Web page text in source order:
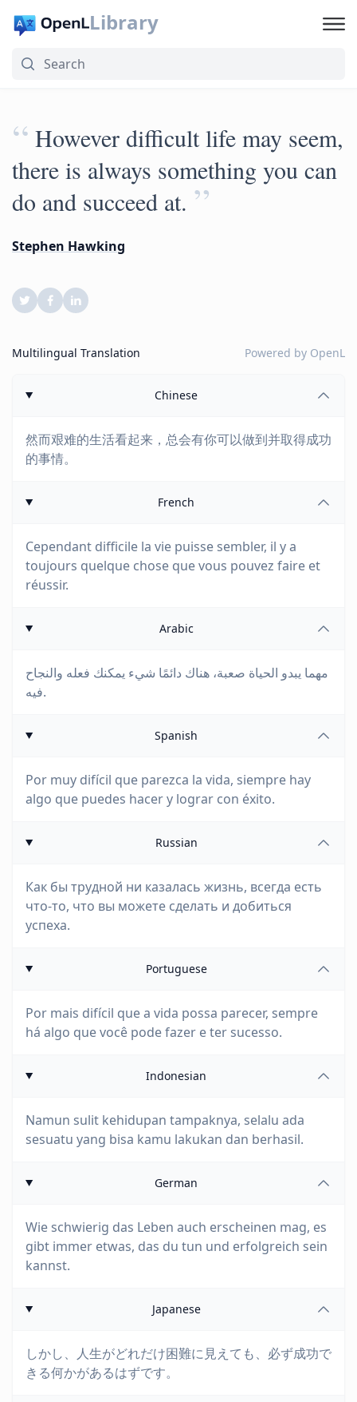
Library
“ However difficult life may seem,
there is always something you can
do and succeed at. ”
Stephen Hawking
Multilingual Translation Powered by OpenL
Chinese
然而艰难的生活看起来，总会有你可以做到并取得成功
的事情。
French
Cependant difficile la vie puisse sembler, il y a
toujours quelque chose que vous pouvez faire et
réussir.
Arabic
مهما يبدو الحياة صعبة، هناك دائمًا شيء يمكنك فعله والنجاح
فيه.
Spanish
Por muy difícil que parezca la vida, siempre hay
algo que puedes hacer y lograr con éxito.
Russian
Как бы трудной ни казалась жизнь, всегда есть
что-то, что вы можете сделать и добиться
успеха.
Portuguese
Por mais difícil que a vida possa parecer, sempre
há algo que você pode fazer e ter sucesso.
Indonesian
Namun sulit kehidupan tampaknya, selalu ada
sesuatu yang bisa kamu lakukan dan berhasil.
German
Wie schwierig das Leben auch erscheinen mag, es
gibt immer etwas, das du tun und erfolgreich sein
kannst.
Japanese
しかし、人生がどれだけ困難に見えても、必ず成功で
きる何かがあるはずです。